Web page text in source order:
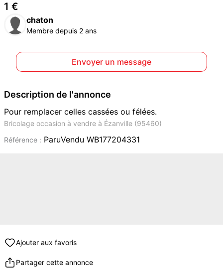
1 €
chaton
Membre depuis 2 ans
Envoyer un message
Description de l'annonce
Pour remplacer celles cassées ou félées.
Bricolage occasion à vendre à Ézanville (95460)
Référence : ParuVendu WB177204331
Ajouter aux favoris
Partager cette annonce